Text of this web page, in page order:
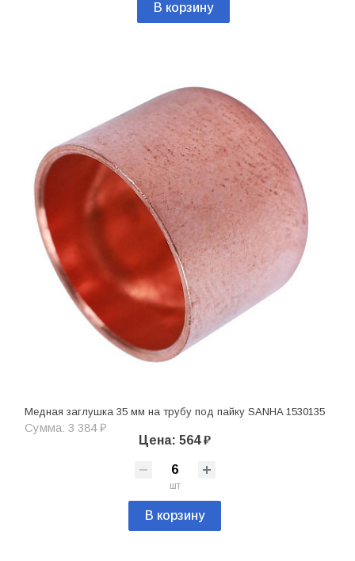
В корзину
Медная заглушка 35 мм на трубу под пайку SANHA 1530135
Сумма: 3 384 ₽
Цена: 564 ₽
шт
В корзину